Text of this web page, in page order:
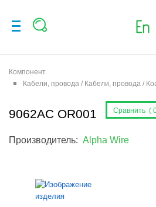
Компонент
Кабели, провода / Кабели, провода /
9062AC OR001 Сравнить (
Производитель: Alpha Wire